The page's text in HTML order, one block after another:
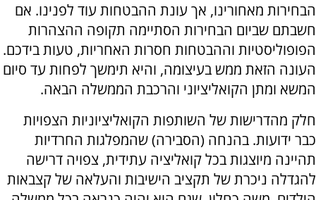
הבחירות מאחורינו, אך עונת ההבטחות עוד לפנינו. אם
חשבתם שביום הבחירות הסתיימה תקופה ההצהרות
הפופוליסטיות וההבטחות חסרות האחריות, טעות בידכם.
העונה הזאת ממש בעיצומה, והיא תימשך לפחות עד סיום
המשא ומתן הקואליציוני והרכבת הממשלה הבאה.
חלק מהדרישות של השותפות הקואליציוניות הצפויות
כבר ידועות. בהנחה (הסבירה) שהמפלגות החרדיות
תהיינה מיוצגות בכל קואליציה עתידית, צפויה דרישה
להגדלה ניכרת של תקציב הישיבות והעלאה של קצבאות